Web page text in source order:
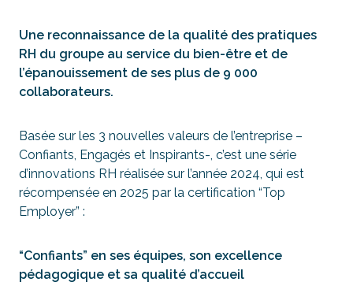
Une reconnaissance de la qualité des pratiques
RH du groupe au service du bien-être et de
l’épanouissement de ses plus de 9 000
collaborateurs.
Basée sur les 3 nouvelles valeurs de l’entreprise –
Confiants, Engagés et Inspirants-, c’est une série
d’innovations RH réalisée sur l’année 2024, qui est
récompensée en 2025 par la certification “Top
Employer” :
“Confiants” en ses équipes, son excellence
pédagogique et sa qualité d’accueil